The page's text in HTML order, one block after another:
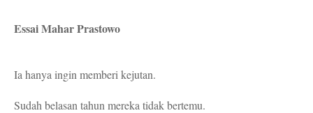
Essai Mahar Prastowo
Ia hanya ingin memberi kejutan.
Sudah belasan tahun mereka tidak bertemu.